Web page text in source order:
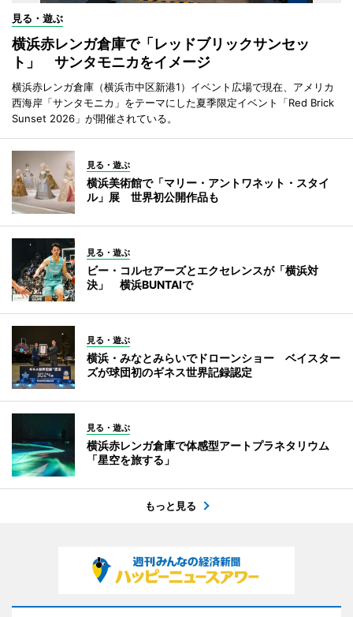
見る・遊ぶ
横浜赤レンガ倉庫で「レッドブリックサンセッ
ト」 サンタモニカをイメージ
横浜赤レンガ倉庫（横浜市中区新港1）イベント広場で現在、アメリカ
西海岸「サンタモニカ」をテーマにした夏季限定イベント「Red Brick
Sunset 2026」が開催されている。
見る・遊ぶ
横浜美術館で「マリー・アントワネット・スタイ
ル」展 世界初公開作品も
見る・遊ぶ
ビー・コルセアーズとエクセレンスが「横浜対
決」 横浜BUNTAIで
見る・遊ぶ
横浜・みなとみらいでドローンショー ベイスター
ズが球団初のギネス世界記録認定
見る・遊ぶ
横浜赤レンガ倉庫で体感型アートプラネタリウム
「星空を旅する」
もっと見る